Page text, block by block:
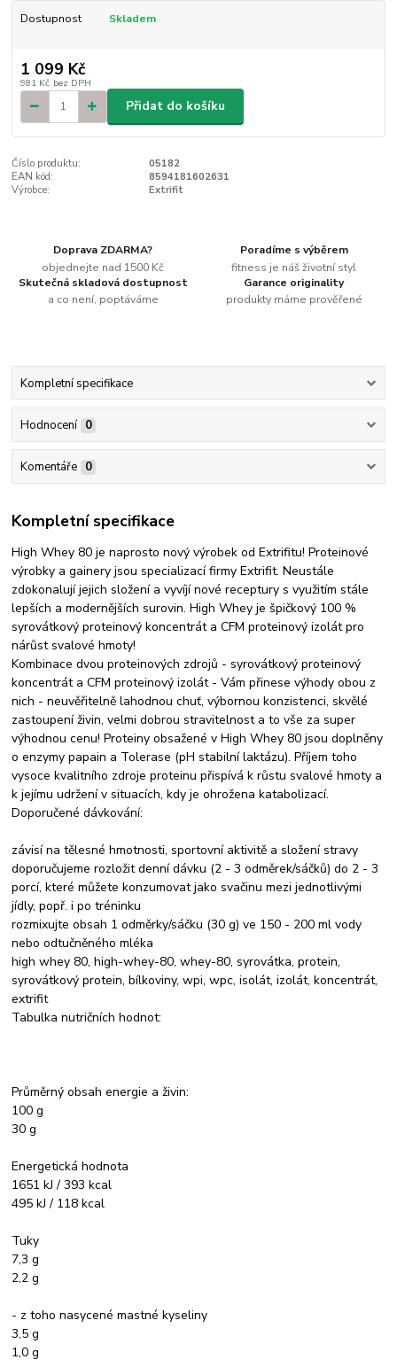
Dostupnost Skladem
1 099 Kč
981 Kč bez DPH
Přidat do košíku
Číslo produktu:
05182
EAN kód:
8594181602631
Výrobce:
Extrifit
Doprava ZDARMA?
objednejte nad 1500 Kč
Poradíme s výběrem
fitness je náš životní styl
Skutečná skladová dostupnost
a co není, poptáváme
Garance originality
produkty máme prověřené
Kompletní specifikace
Hodnocení 0
Komentáře 0
Kompletní specifikace
High Whey 80 je naprosto nový výrobek od Extrifitu! Proteinové
výrobky a gainery jsou specializací firmy Extrifit. Neustále
zdokonalují jejich složení a vyvíjí nové receptury s využitím stále
lepších a modernějších surovin. High Whey je špičkový 100 %
syrovátkový proteinový koncentrát a CFM proteinový izolát pro
nárůst svalové hmoty!
Kombinace dvou proteinových zdrojů - syrovátkový proteinový
koncentrát a CFM proteinový izolát - Vám přinese výhody obou z
nich - neuvěřitelně lahodnou chuť, výbornou konzistenci, skvělé
zastoupení živin, velmi dobrou stravitelnost a to vše za super
výhodnou cenu! Proteiny obsažené v High Whey 80 jsou doplněny
o enzymy papain a Tolerase (pH stabilní laktázu). Příjem toho
vysoce kvalitního zdroje proteinu přispívá k růstu svalové hmoty a
k jejímu udržení v situacích, kdy je ohrožena katabolizací.
Doporučené dávkování:
závisí na tělesné hmotnosti, sportovní aktivitě a složení stravy
doporučujeme rozložit denní dávku (2 - 3 odměrek/sáčků) do 2 - 3
porcí, které můžete konzumovat jako svačinu mezi jednotlivými
jídly, popř. i po tréninku
rozmixujte obsah 1 odměrky/sáčku (30 g) ve 150 - 200 ml vody
nebo odtučněného mléka
high whey 80, high-whey-80, whey-80, syrovátka, protein,
syrovátkový protein, bílkoviny, wpi, wpc, isolát, izolát, koncentrát,
extrifit
Tabulka nutričních hodnot:
Průměrný obsah energie a živin:
100 g
30 g
Energetická hodnota
1651 kJ / 393 kcal
495 kJ / 118 kcal
Tuky
7,3 g
2,2 g
- z toho nasycené mastné kyseliny
3,5 g
1,0 g